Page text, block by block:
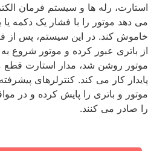
استارت، رله ‌ها و سیستم فرمان
می دهد موتور را با فشار یک دکمه
خاموش کند. در این سیستم، پس از
از باتری عبور کرده و موتور شروع
موتور روشن شد، مدار استارت
پایدار کار می ‌کند. کنترلرهای
موتور و باتری را پایش کرده و در
را صادر می ‌کنند.